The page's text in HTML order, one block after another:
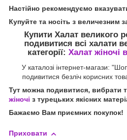
Настійно рекомендуємо
Купуйте та носіть з величезним
Купити Халат великого
подивитися всі халати
категорії: Халат жіночі
У каталозі інтернет-магази:
подивитися безліч корисних
Тут можна подивитися, вибрати
жіночі з турецьких якісних
Бажаємо Вам приємних покупок!
Приховати